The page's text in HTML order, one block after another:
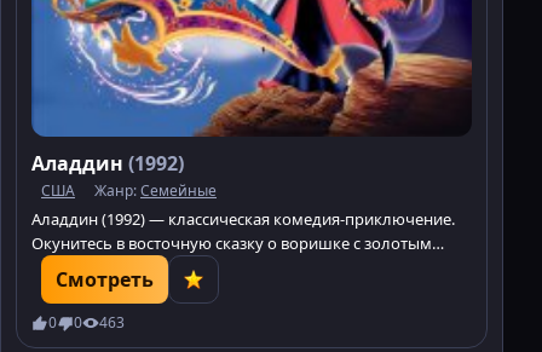
Аладдин (1992)
США Жанр:Семейные
Аладдин (1992) — классическая комедия-приключение.
Окунитесь в восточную сказку о воришке с золотым
сердцем и могущественном Джинне. Смотрите на
Minatrix.TV!
Смотреть
0 0 463